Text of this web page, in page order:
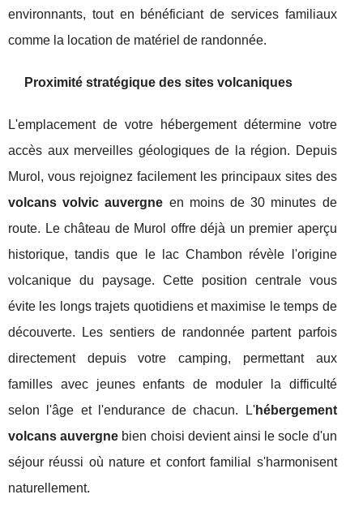
environnants, tout en bénéficiant de services familiaux
comme la location de matériel de randonnée.
Proximité stratégique des sites volcaniques
L'emplacement de votre hébergement détermine votre
accès aux merveilles géologiques de la région. Depuis
Murol, vous rejoignez facilement les principaux sites des
volcans volvic auvergne en moins de 30 minutes de
route. Le château de Murol offre déjà un premier aperçu
historique, tandis que le lac Chambon révèle l'origine
volcanique du paysage. Cette position centrale vous
évite les longs trajets quotidiens et maximise le temps de
découverte. Les sentiers de randonnée partent parfois
directement depuis votre camping, permettant aux
familles avec jeunes enfants de moduler la difficulté
selon l'âge et l'endurance de chacun. L'hébergement
volcans auvergne bien choisi devient ainsi le socle d'un
séjour réussi où nature et confort familial s'harmonisent
naturellement.